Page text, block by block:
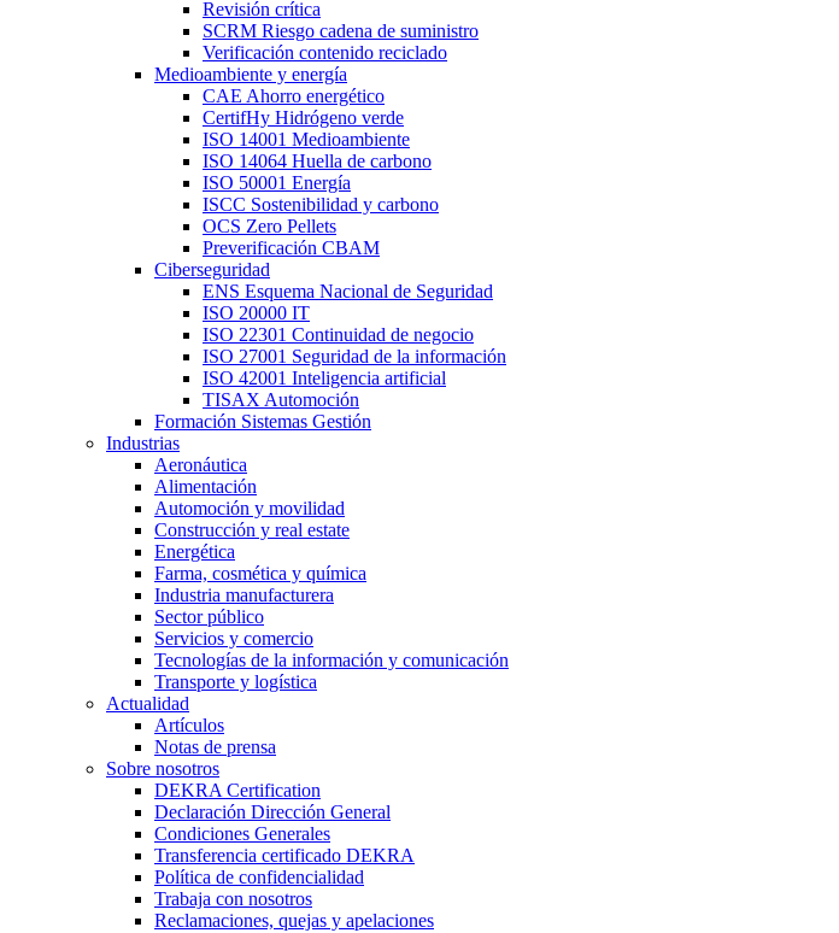
Revisión crítica
SCRM Riesgo cadena de suministro
Verificación contenido reciclado
Medioambiente y energía
CAE Ahorro energético
CertifHy Hidrógeno verde
ISO 14001 Medioambiente
ISO 14064 Huella de carbono
ISO 50001 Energía
ISCC Sostenibilidad y carbono
OCS Zero Pellets
Preverificación CBAM
Ciberseguridad
ENS Esquema Nacional de Seguridad
ISO 20000 IT
ISO 22301 Continuidad de negocio
ISO 27001 Seguridad de la información
ISO 42001 Inteligencia artificial
TISAX Automoción
Formación Sistemas Gestión
Industrias
Aeronáutica
Alimentación
Automoción y movilidad
Construcción y real estate
Energética
Farma, cosmética y química
Industria manufacturera
Sector público
Servicios y comercio
Tecnologías de la información y comunicación
Transporte y logística
Actualidad
Artículos
Notas de prensa
Sobre nosotros
DEKRA Certification
Declaración Dirección General
Condiciones Generales
Transferencia certificado DEKRA
Política de confidencialidad
Trabaja con nosotros
Reclamaciones, quejas y apelaciones